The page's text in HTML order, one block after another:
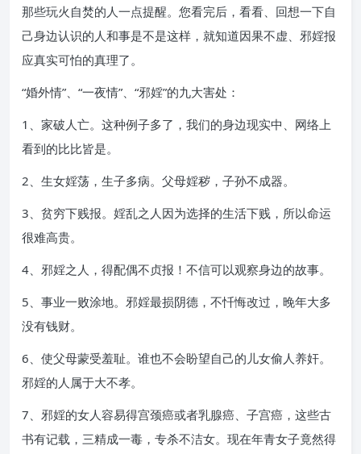
那些玩火自焚的人一点提醒。您看完后，看看、回想一下自
己身边认识的人和事是不是这样，就知道因果不虚、邪婬报
应真实可怕的真理了。
“婚外情”、“一夜情”、“邪婬”的九大害处：
1、家破人亡。这种例子多了，我们的身边现实中、网络上
看到的比比皆是。
2、生女婬荡，生子多病。父母婬秽，子孙不成器。
3、贫穷下贱报。婬乱之人因为选择的生活下贱，所以命运
很难高贵。
4、邪婬之人，得配偶不贞报！不信可以观察身边的故事。
5、事业一败涂地。邪婬最损阴德，不忏悔改过，晚年大多
没有钱财。
6、使父母蒙受羞耻。谁也不会盼望自己的儿女偷人养奸。
邪婬的人属于大不孝。
7、邪婬的女人容易得宫颈癌或者乳腺癌、子宫癌，这些古
书有记载，三精成一毒，专杀不洁女。现在年青女子竟然得